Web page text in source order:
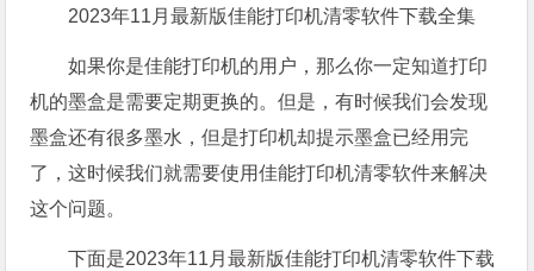
2023年11月最新版佳能打印机清零软件下载全集
如果你是佳能打印机的用户，那么你一定知道打印
机的墨盒是需要定期更换的。但是，有时候我们会发现
墨盒还有很多墨水，但是打印机却提示墨盒已经用完
了，这时候我们就需要使用佳能打印机清零软件来解决
这个问题。
下面是2023年11月最新版佳能打印机清零软件下载